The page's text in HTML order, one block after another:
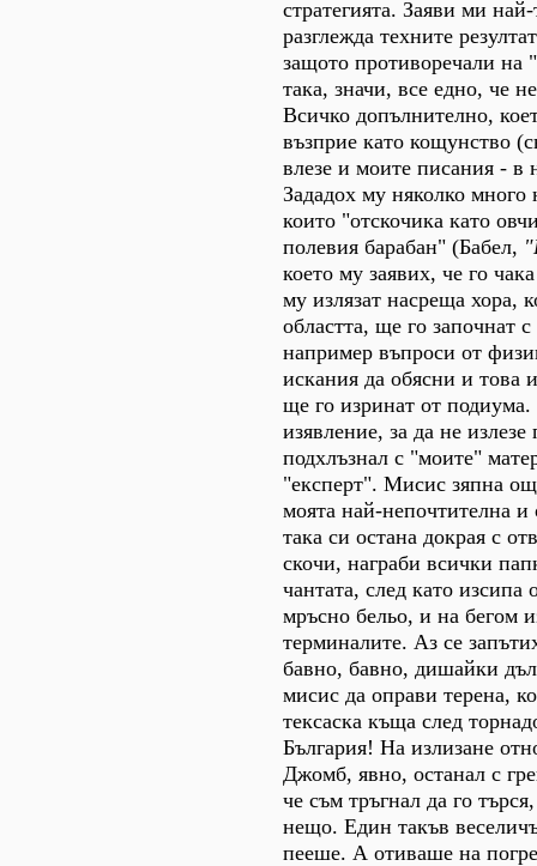
стратегията. Заяви ми
разглежда техните
защото противоречали на
така, значи, все едно, че
Всичко допълнително,
възприе като кощунство
влезе и моите писания - в
Зададох му няколко много
които "отскочика като
полевия барабан" (Бабел,
което му заявих, че го
му излязат насреща хора,
областта, ще го започнат
например въпроси от
искания да обясни и това
ще го изринат от
изявление, за да не
подхлъзнал с "моите"
"експерт". Мисис зяпна
моята най-непочтителна и
така си остана докрая с
скочи, награби всички
чантата, след като изсипа
мръсно бельо, и на бегом
терминалите. Аз се
бавно, бавно, дишайки
мисис да оправи терена,
тексаска къща след
България! На излизане
Джомб, явно, останал с
че съм тръгнал да го
нещо. Един такъв
пееше. А отиваше на